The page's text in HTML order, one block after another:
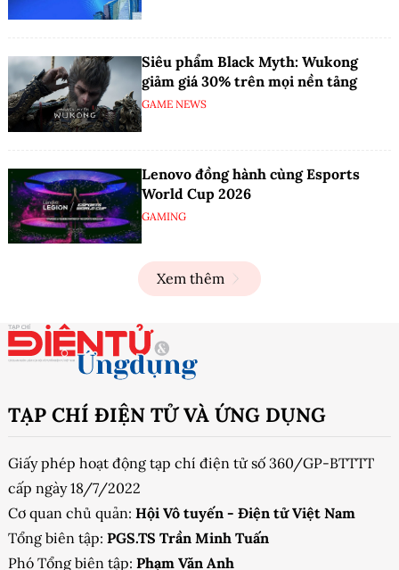
Siêu phẩm Black Myth: Wukong
giảm giá 30% trên mọi nền tảng
GAME NEWS
Lenovo đồng hành cùng Esports
World Cup 2026
GAMING
Xem thêm
TẠP CHÍ ĐIỆN TỬ VÀ ỨNG DỤNG
Giấy phép hoạt động tạp chí điện tử số 360/GP-BTTTT
cấp ngày 18/7/2022
Cơ quan chủ quản: Hội Vô tuyến - Điện tử Việt Nam
Tổng biên tập: PGS.TS Trần Minh Tuấn
Phó Tổng biên tập: Phạm Văn Anh